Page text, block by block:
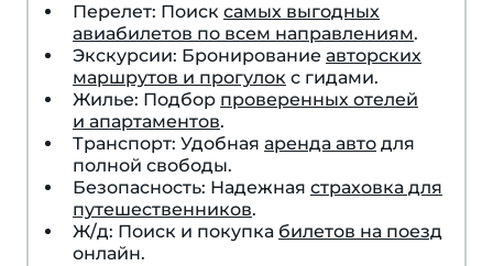
Перелет: Поиск самых выгодных
авиабилетов по всем направлениям.
Экскурсии: Бронирование авторских
маршрутов и прогулок с гидами.
Жилье: Подбор проверенных отелей
и апартаментов.
Транспорт: Удобная аренда авто для
полной свободы.
Безопасность: Надежная страховка для
путешественников.
Ж/д: Поиск и покупка билетов на поезд
онлайн.